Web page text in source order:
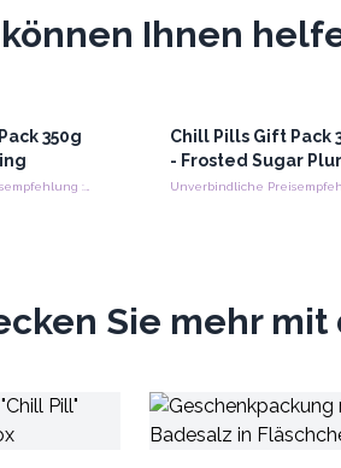
Ihnen
350g
Chill Pills Gift Pack
- Frosted Sugar
Sie mehr